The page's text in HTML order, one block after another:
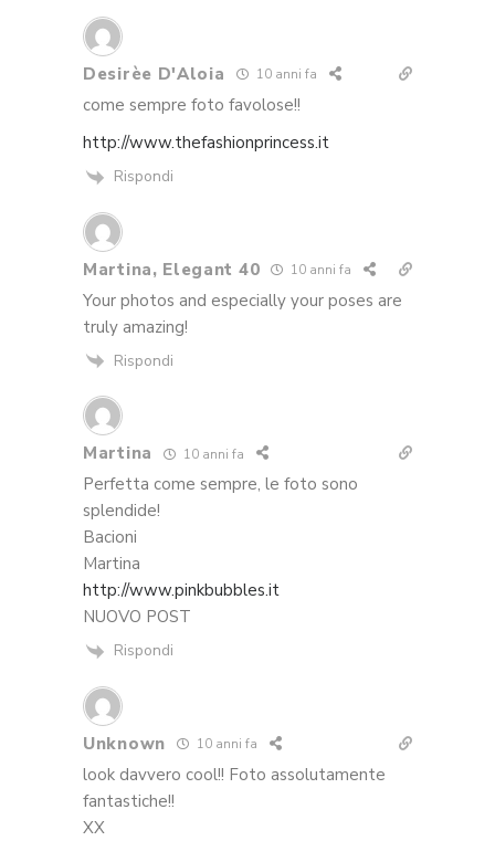
Desirèe D'Aloia 10 anni fa
come sempre foto favolose!!
http://www.thefashionprincess.it
Rispondi
Martina, Elegant 40 10 anni fa
Your photos and especially your poses are
truly amazing!
Rispondi
Martina 10 anni fa
Perfetta come sempre, le foto sono
splendide!
Bacioni
Martina
http://www.pinkbubbles.it
NUOVO POST
Rispondi
Unknown 10 anni fa
look davvero cool!! Foto assolutamente
fantastiche!!
XX